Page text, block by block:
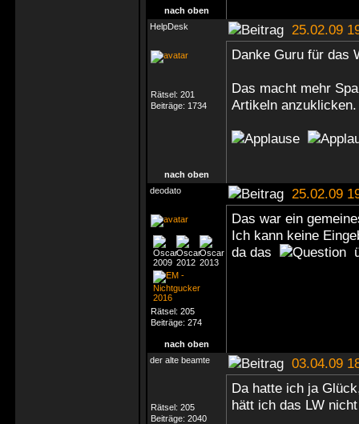
nach oben
HelpDesk
25.02.09
Rätsel: 201
Beiträge: 1734
Danke Guru für das
Das macht mehr
Artikeln
nach oben
deodato
25.02.09
Rätsel: 205
Beiträge: 274
Das war ein
Ich kann keine
da das
nach oben
der alte beamte
03.04.09
Rätsel: 205
Beiträge: 2040
Da hatte ich ja
hätt ich das LW